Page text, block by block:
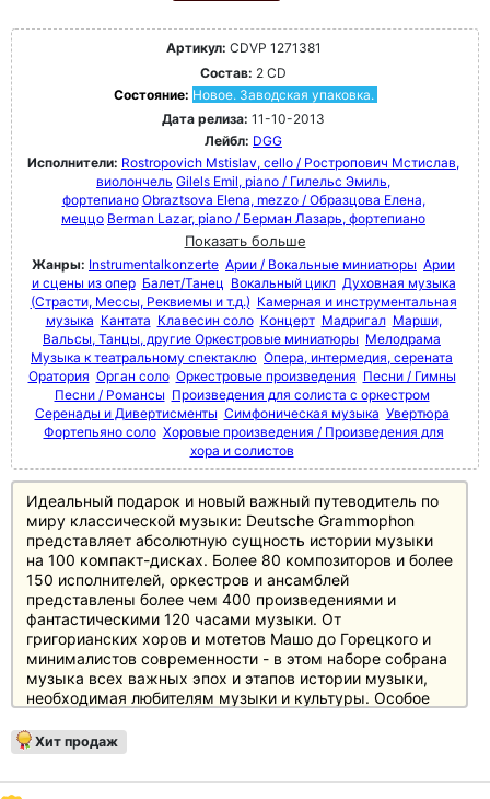
Артикул: CDVP 1271381
Состав: 2 CD
Состояние: Новое. Заводская упаковка.
Дата релиза: 11-10-2013
Лейбл: DGG
Исполнители: Rostropovich Mstislav, cello / Ростропович Мстислав,
виолончель Gilels Emil, piano / Гилельс Эмиль,
фортепиано Obraztsova Elena, mezzo / Образцова Елена,
меццо Berman Lazar, piano / Берман Лазарь, фортепиано
Показать больше
Жанры: Instrumentalkonzerte Арии / Вокальные миниатюры Арии
и сцены из опер Балет/Танец Вокальный цикл Духовная музыка
(Страсти, Мессы, Реквиемы и т.д.) Камерная и инструментальная
музыка Кантата Клавесин соло Концерт Мадригал Марши,
Вальсы, Танцы, другие Оркестровые миниатюры Мелодрама
Музыка к театральному спектаклю Опера, интермедия, серената
Оратория Орган соло Оркестровые произведения Песни / Гимны
Песни / Романсы Произведения для солиста с оркестром
Серенады и Дивертисменты Симфоническая музыка Увертюра
Фортепьяно соло Хоровые произведения / Произведения для
хора и солистов
Идеальный подарок и новый важный путеводитель по
миру классической музыки: Deutsche Grammophon
представляет абсолютную сущность истории музыки
на 100 компакт-дисках. Более 80 композиторов и более
150 исполнителей, оркестров и ансамблей
представлены более чем 400 произведениями и
фантастическими 120 часами музыки. От
григорианских хоров и мотетов Машо до Горецкого и
минималистов современности - в этом наборе собрана
музыка всех важных эпох и этапов истории музыки,
необходимая любителям музыки и культуры. Особое
классиками и романтиками, а также XX веку, который
представлен в боксе не менее чем 20 дисками.
Хит продаж